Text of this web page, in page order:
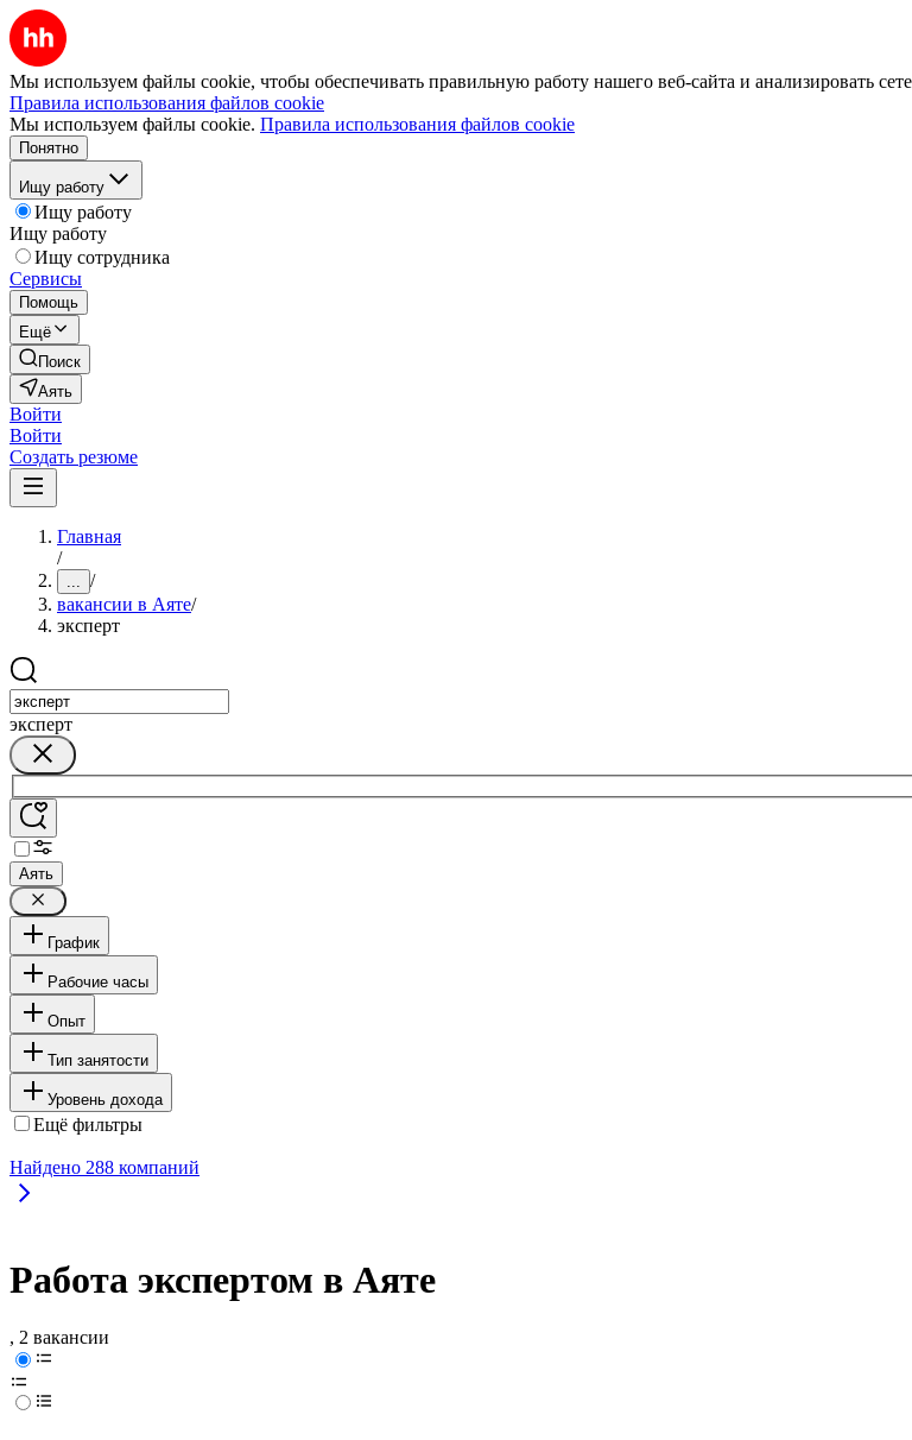
Мы используем файлы cookie, чтобы обеспечивать правильную работу нашего веб-сайта и анализировать
Правила использования файлов cookie
Мы используем файлы cookie. Правила использования файлов cookie
Понятно
Ищу работу
Ищу работу
Ищу работу
Ищу сотрудника
Сервисы
Помощь
Ещё
Поиск
Аять
Войти
Войти
Создать резюме
Главная
/
... /
вакансии в Аяте/
эксперт
эксперт
Аять
График
Рабочие часы
Опыт
Тип занятости
Уровень дохода
Ещё фильтры
Найдено 288 компаний
Работа экспертом в Аяте
, 2 вакансии